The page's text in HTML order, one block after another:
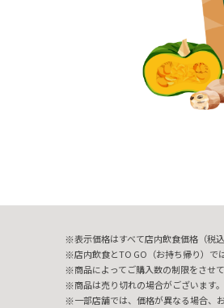
表示価格はすべて店内飲食価格（税込
店内飲食とTO GO（お持ち帰り）で
商品によってご購入数の制限をさせ
商品は売り切れの場合がございます。
一部店舗では、価格が異なる場合、